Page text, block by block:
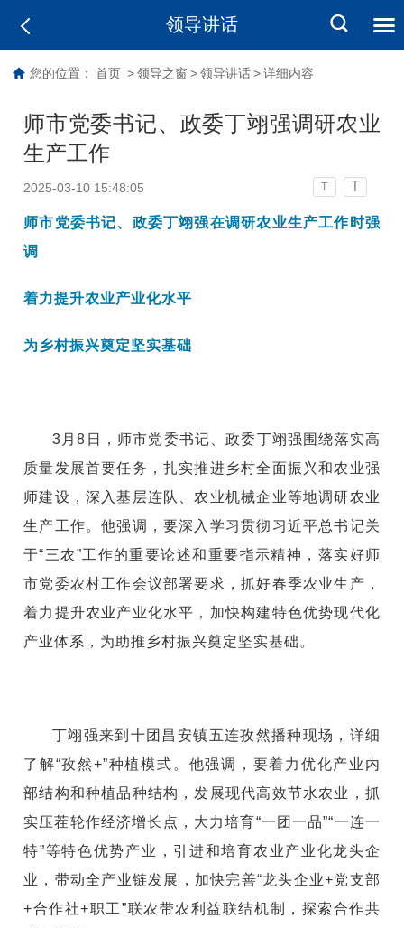
领导讲话
您的位置： 首页 > 领导之窗 > 领导讲话 > 详细内容
师市党委书记、政委丁翊强调研农业
生产工作
2025-03-10 15:48:05 T T
师市党委书记、政委丁翊强在调研农业生产工作时强
调
着力提升农业产业化水平
为乡村振兴奠定坚实基础
3月8日，师市党委书记、政委丁翊强围绕落实高
质量发展首要任务，扎实推进乡村全面振兴和农业强
师建设，深入基层连队、农业机械企业等地调研农业
生产工作。他强调，要深入学习贯彻习近平总书记关
于“三农”工作的重要论述和重要指示精神，落实好师
市党委农村工作会议部署要求，抓好春季农业生产，
着力提升农业产业化水平，加快构建特色优势现代化
产业体系，为助推乡村振兴奠定坚实基础。
丁翊强来到十团昌安镇五连孜然播种现场，详细
了解“孜然+”种植模式。他强调，要着力优化产业内
部结构和种植品种结构，发展现代高效节水农业，抓
实压茬轮作经济增长点，大力培育“一团一品”“一连一
特”等特色优势产业，引进和培育农业产业化龙头企
业，带动全产业链发展，加快完善“龙头企业+党支部
+合作社+职工”联农带农利益联结机制，探索合作共